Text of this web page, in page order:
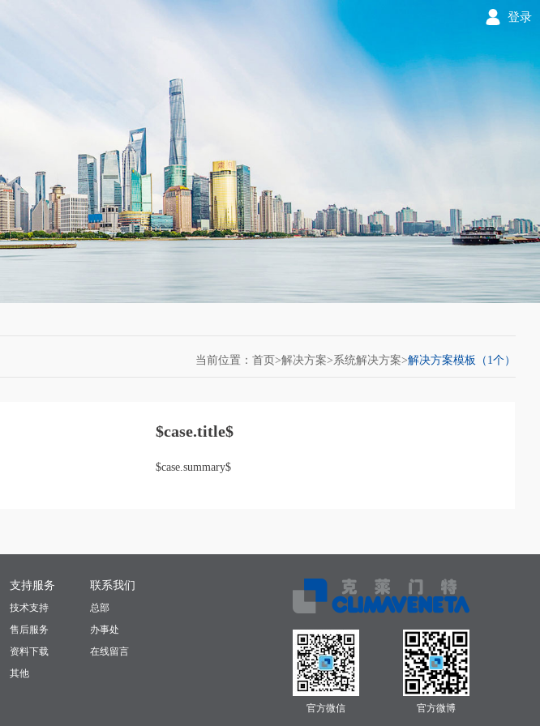
登录
当前位置：首页>解决方案>系统解决方案>解决方案模板（1个）
$case.title$
$case.summary$
支持服务
技术支持
售后服务
资料下载
其他
联系我们
总部
办事处
在线留言
官方微信 官方微博